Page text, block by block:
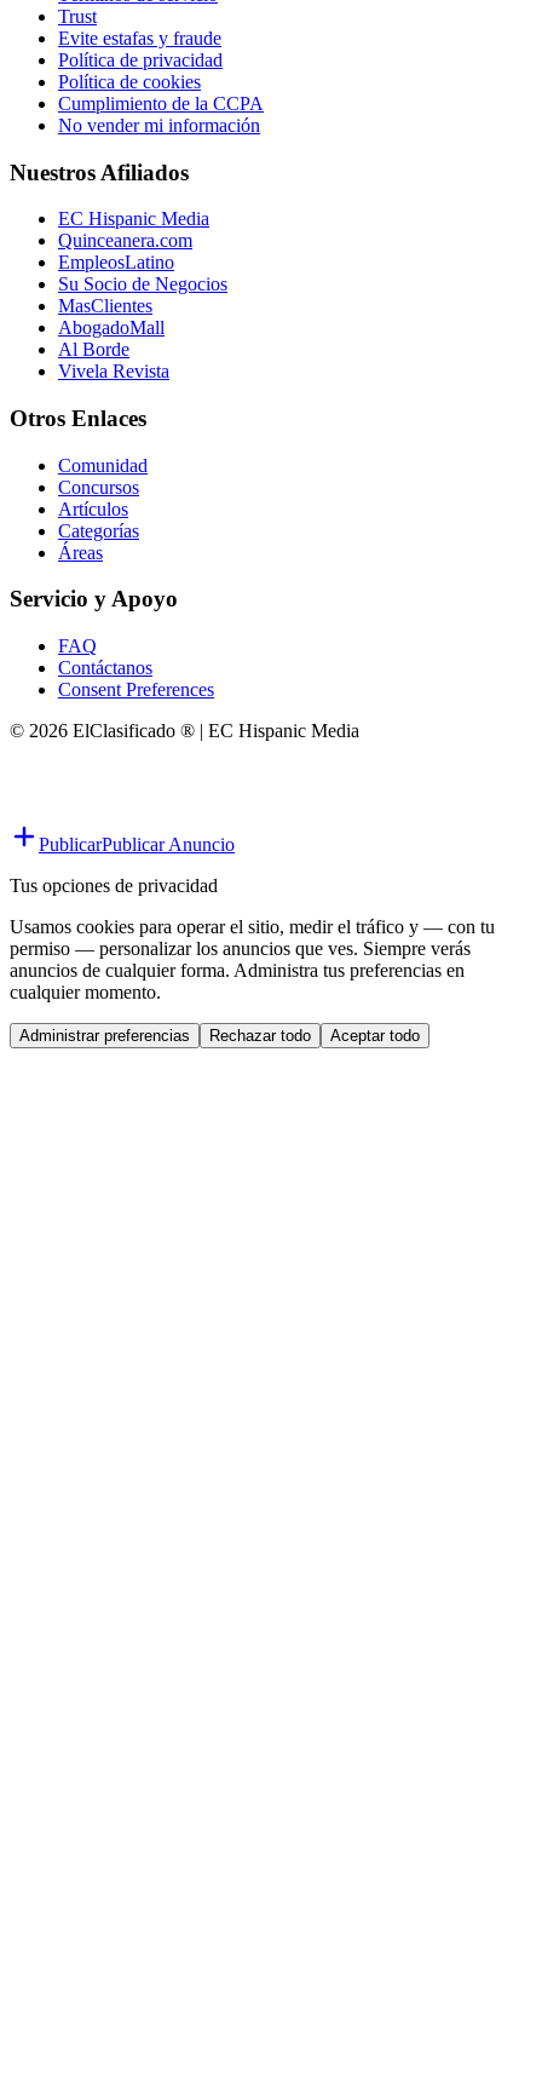
Trust
Evite estafas y fraude
Política de privacidad
Política de cookies
Cumplimiento de la CCPA
No vender mi información
Nuestros Afiliados
EC Hispanic Media
Quinceanera.com
EmpleosLatino
Su Socio de Negocios
MasClientes
AbogadoMall
Al Borde
Vivela Revista
Otros Enlaces
Comunidad
Concursos
Artículos
Categorías
Áreas
Servicio y Apoyo
FAQ
Contáctanos
Consent Preferences
© 2026 ElClasificado ® | EC Hispanic Media
PublicarPublicar Anuncio
Tus opciones de privacidad
Usamos cookies para operar el sitio, medir el tráfico y — con tu
permiso — personalizar los anuncios que ves. Siempre verás
anuncios de cualquier forma. Administra tus preferencias en
cualquier momento.
Administrar preferencias Rechazar todo Aceptar todo